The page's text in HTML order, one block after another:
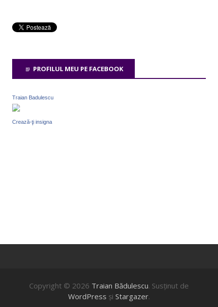
PROFILUL MEU PE FACEBOOK
Traian Badulescu
Crează-ţi insigna
Copyright © 2026 Traian Bădulescu. Susţinut de
WordPress şi Stargazer.